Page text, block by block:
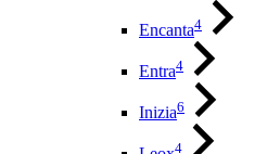
Encanta4
Entra4
Inizia6
4